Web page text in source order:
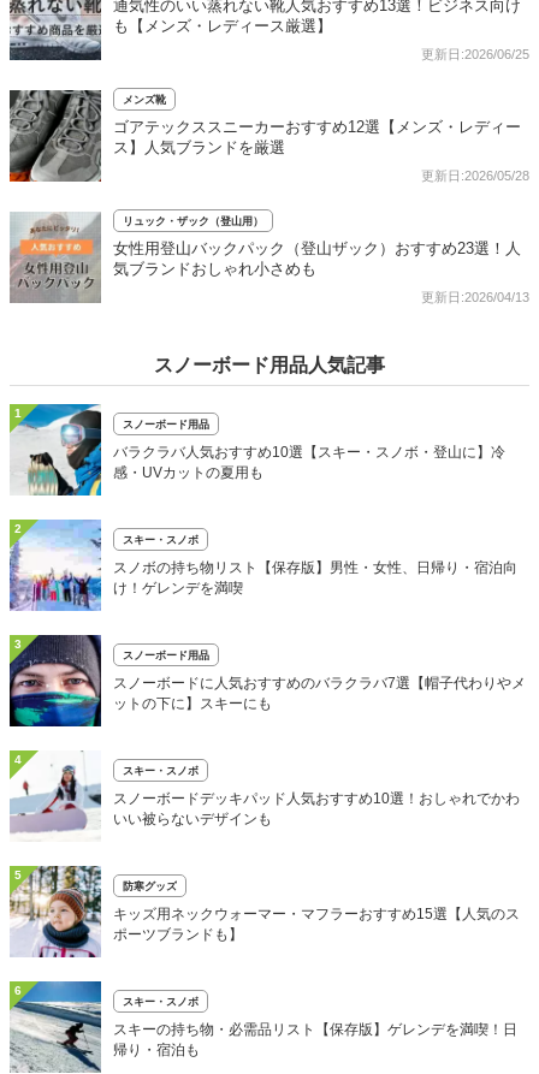
通気性のいい蒸れない靴人気おすすめ13選！ビジネス向け
も【メンズ・レディース厳選】
更新日:2026/06/25
メンズ靴
ゴアテックススニーカーおすすめ12選【メンズ・レディー
ス】人気ブランドを厳選
更新日:2026/05/28
リュック・ザック（登山用）
女性用登山バックパック（登山ザック）おすすめ23選！人
気ブランドおしゃれ小さめも
更新日:2026/04/13
スノーボード用品人気記事
1
スノーボード用品
バラクラバ人気おすすめ10選【スキー・スノボ・登山に】冷
感・UVカットの夏用も
2
スキー・スノボ
スノボの持ち物リスト【保存版】男性・女性、日帰り・宿泊向
け！ゲレンデを満喫
3
スノーボード用品
スノーボードに人気おすすめのバラクラバ7選【帽子代わりやメ
ットの下に】スキーにも
4
スキー・スノボ
スノーボードデッキパッド人気おすすめ10選！おしゃれでかわ
いい被らないデザインも
5
防寒グッズ
キッズ用ネックウォーマー・マフラーおすすめ15選【人気のス
ポーツブランドも】
6
スキー・スノボ
スキーの持ち物・必需品リスト【保存版】ゲレンデを満喫！日
帰り・宿泊も